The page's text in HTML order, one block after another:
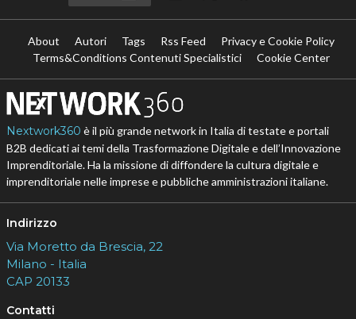
About Autori Tags Rss Feed
Privacy e Cookie Policy
Terms&Conditions Contenuti Specialistici
Cookie Center
Nextwork360 è il più grande network in Italia di testate e portali
B2B dedicati ai temi della Trasformazione Digitale e dell’Innovazione
Imprenditoriale. Ha la missione di diffondere la cultura digitale e
imprenditoriale nelle imprese e pubbliche amministrazioni italiane.
Indirizzo
Via Moretto da Brescia, 22
Milano - Italia
CAP 20133
Contatti